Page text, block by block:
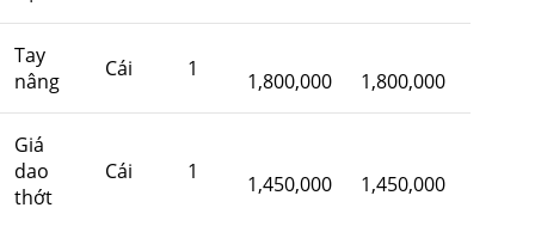
Tay
nâng
Cái 1 1,800,000 1,800,000
Giá
dao
thớt
Cái 1 1,450,000 1,450,000